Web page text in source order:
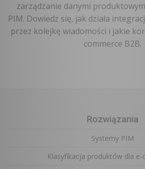
zarządzanie danymi
PIM. Dowiedz się, jak działa
przez kolejkę wiadomości i jakie
commerce B2B.
Rozwiązania
Systemy PIM
Klasyfikacja produktów dla